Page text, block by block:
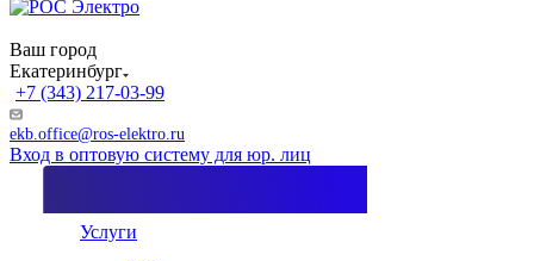
Ваш город
Екатеринбург
+7 (343) 217-03-99
ekb.office@ros-elektro.ru
Вход в оптовую систему для юр. лиц
Услуги